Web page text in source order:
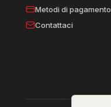
Metodi di pagamento
Contattaci